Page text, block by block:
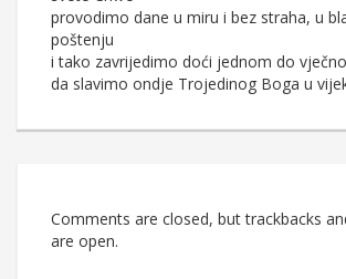
provodimo dane u miru i bez straha, u
poštenju
i tako zavrijedimo doći jednom do
da slavimo ondje Trojedinog Boga u
Comments are closed, but trackbacks
are open.